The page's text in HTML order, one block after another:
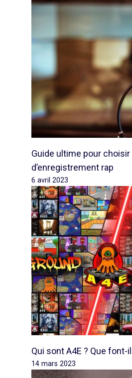
Guide ultime pour
d’enregistrement rap
6 avril 2023
Qui sont A4E ? Que font-
14 mars 2023